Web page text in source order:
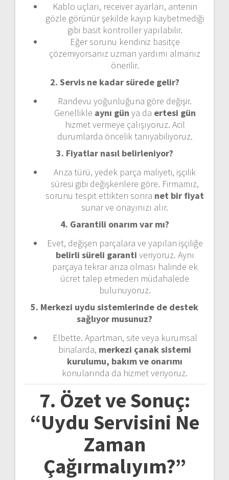
Kablo uçları, receiver ayarları, antenin
gözle görünür şekilde kayıp kaybetmediği
gibi basit kontroller yapılabilir.
Eğer sorunu kendiniz basitçe
çözemiyorsanız uzman yardımı almanız
önerilir.
2. Servis ne kadar sürede gelir?
Randevu yoğunluğuna göre değişir.
Genellikle aynı gün ya da ertesi gün
hizmet vermeye çalışıyoruz. Acil
durumlarda öncelik tanıyabiliyoruz.
3. Fiyatlar nasıl belirleniyor?
Arıza türü, yedek parça maliyeti, işçilik
süresi gibi değişkenlere göre. Firmamız,
sorunu tespit ettikten sonra net bir fiyat
sunar ve onayınızı alır.
4. Garantili onarım var mı?
Evet, değişen parçalara ve yapılan işçiliğe
belirli süreli garanti veriyoruz. Aynı
parçaya tekrar arıza olması halinde ek
ücret talep etmeden müdahalede
bulunuyoruz.
5. Merkezi uydu sistemlerinde de destek
sağlıyor musunuz?
Elbette. Apartman, site veya kurumsal
binalarda, merkezi çanak sistemi
kurulumu, bakım ve onarımı
konularında da hizmet veriyoruz.
7. Özet ve Sonuç:
“Uydu Servisini Ne
Zaman
Çağırmalıyım?”